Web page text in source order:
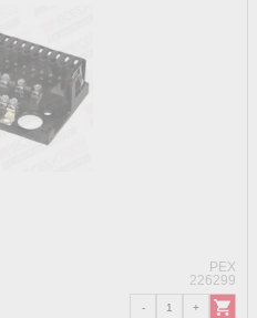
PEX
226299